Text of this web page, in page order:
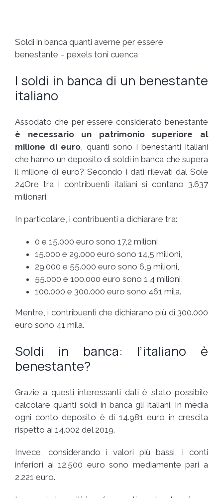
Soldi in banca quanti averne per essere
benestante – pexels toni cuenca
I soldi in banca di un benestante
italiano
Assodato che per essere considerato benestante
è necessario un patrimonio superiore al
milione di euro, quanti sono i benestanti italiani
che hanno un deposito di soldi in banca che supera
il milione di euro? Secondo i dati rilevati dal Sole
24Ore tra i contribuenti italiani si contano 3.637
milionari.
In particolare, i contribuenti a dichiarare tra:
0 e 15.000 euro sono 17,2 milioni,
15.000 e 29.000 euro sono 14,5 milioni,
29.000 e 55.000 euro sono 6,9 milioni,
55.000 e 100.000 euro sono 1,4 milioni,
100.000 e 300.000 euro sono 461 mila.
Mentre, i contribuenti che dichiarano più di 300.000
euro sono 41 mila.
Soldi in banca: l’italiano è
benestante?
Grazie a questi interessanti dati è stato possibile
calcolare quanti soldi in banca gli italiani. In media
ogni conto deposito è di 14.981 euro in crescita
rispetto ai 14.002 del 2019.
Invece, considerando i valori più bassi, i conti
inferiori ai 12.500 euro sono mediamente pari a
2.221 euro.